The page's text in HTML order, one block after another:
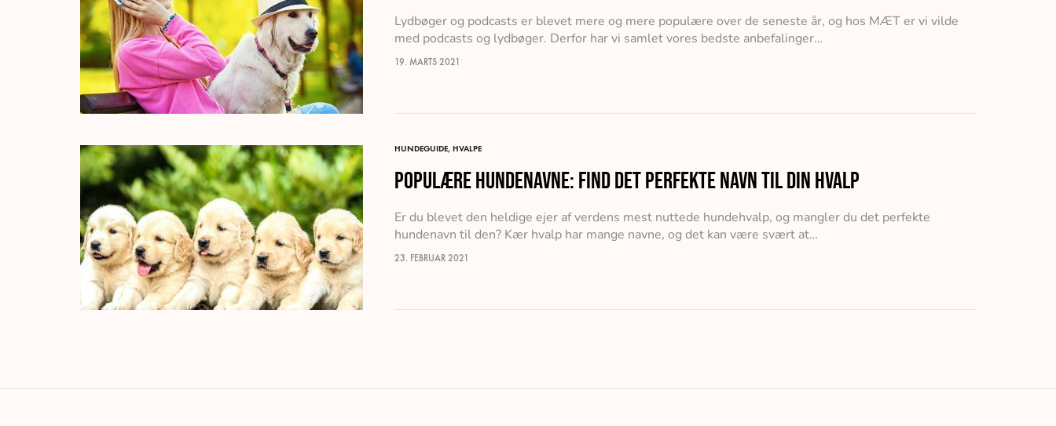
Lydbøger og podcasts er blevet mere og mere populære over de seneste år, og hos MÆT er vi vilde
med podcasts og lydbøger. Derfor har vi samlet vores bedste anbefalinger…
19. MARTS 2021
HUNDEGUIDE, HVALPE
Populære hundenavne: Find det perfekte navn til din hvalp
Er du blevet den heldige ejer af verdens mest nuttede hundehvalp, og mangler du det perfekte
hundenavn til den? Kær hvalp har mange navne, og det kan være svært at…
23. FEBRUAR 2021